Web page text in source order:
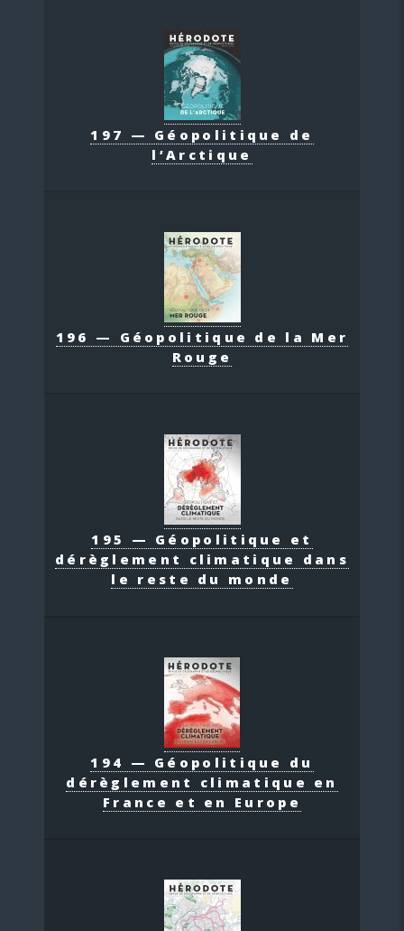
197 — Géopolitique de
l’Arctique
196 — Géopolitique de la Mer
Rouge
195 — Géopolitique et
dérèglement climatique dans
le reste du monde
194 — Géopolitique du
dérèglement climatique en
France et en Europe